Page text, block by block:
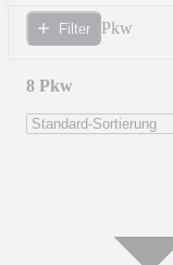
Filter Pkw
8 Pkw